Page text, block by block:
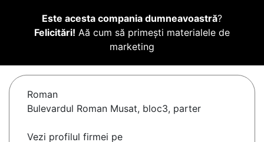
Este acesta compania dumneavoastră?
Felicitări! Aă cum să primești materialele de
marketing
Roman
Bulevardul Roman Musat, bloc3, parter
Vezi profilul firmei pe